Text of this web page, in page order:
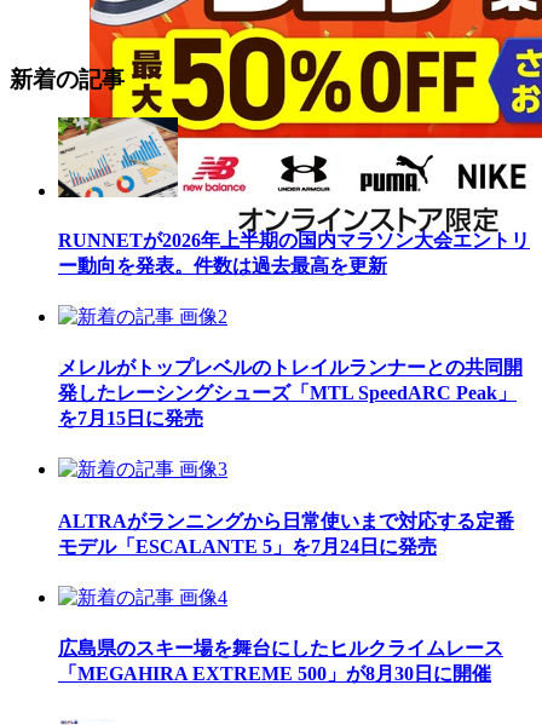
新着の記事
RUNNETが2026年上半期の国内マラソン大会エントリ
ー動向を発表。件数は過去最高を更新
メレルがトップレベルのトレイルランナーとの共同開
発したレーシングシューズ「MTL SpeedARC Peak」
を7月15日に発売
ALTRAがランニングから日常使いまで対応する定番
モデル「ESCALANTE 5」を7月24日に発売
広島県のスキー場を舞台にしたヒルクライムレース
「MEGAHIRA EXTREME 500」が8月30日に開催